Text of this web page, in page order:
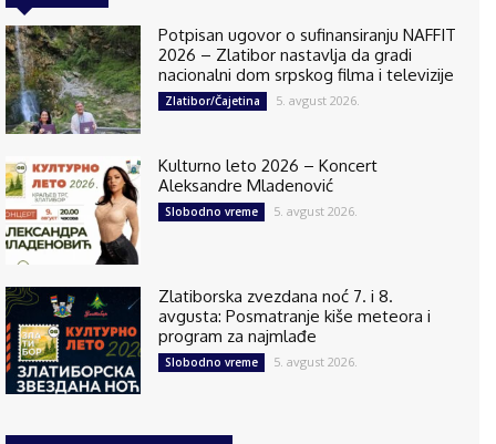
Potpisan ugovor o sufinansiranju NAFFIT
2026 – Zlatibor nastavlja da gradi
nacionalni dom srpskog filma i televizije
Zlatibor/Čajetina 5. avgust 2026.
Kulturno leto 2026 – Koncert
Aleksandre Mladenović
Slobodno vreme 5. avgust 2026.
Zlatiborska zvezdana noć 7. i 8.
avgusta: Posmatranje kiše meteora i
program za najmlađe
Slobodno vreme 5. avgust 2026.